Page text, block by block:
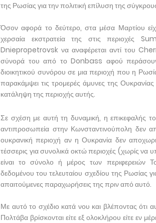
της Ρωσίας για την πολιτική επίλυση της
Όσον αφορά το δεύτερο, στα μέσα Μαρτίου είχε
χερσαία εκστρατεία της στις περιοχές
Dniepropetrovsk να αναφέρεται αντί του
σύνορά του από το Donbass αφού
διοικητικού συνόρου σε μια περιοχή που η
παρακάμψει τις τρομερές άμυνες της
κατάληψη της περιοχής αυτής.
Σε σχέση με αυτή τη δυναμική, η επικεφαλής
αντιπροσωπεία στην Κωνσταντινούπολη δεν
ουκρανική περιοχή αν η Ουκρανία δεν
τέσσερις για συνολικά οκτώ περιοχές (χωρίς να
είναι το σύνολο ή μέρος των περιφερειών
δεδομένου του τελευταίου σχεδίου της Ρωσίας
απαιτούμενες παραχωρήσεις της πριν από αυτό.
Με αυτό το σχέδιο κατά νου και βλέποντας ότι
Πολτάβα βρίσκονται είτε εξ ολοκλήρου είτε εν